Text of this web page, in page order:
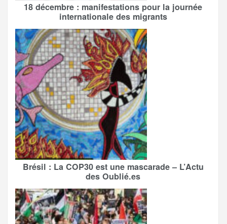
18 décembre : manifestations pour la journée
internationale des migrants
Brésil : La COP30 est une mascarade – L’Actu
des Oublié.es